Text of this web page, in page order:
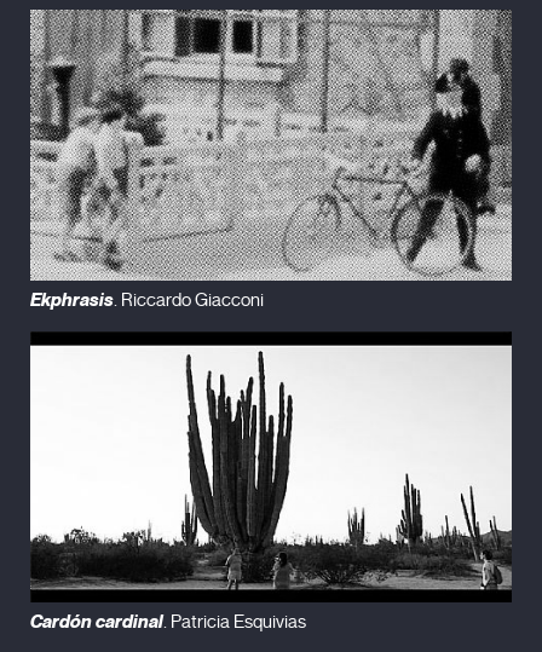
Ekphrasis. Riccardo Giacconi
Cardón cardinal. Patricia Esquivias